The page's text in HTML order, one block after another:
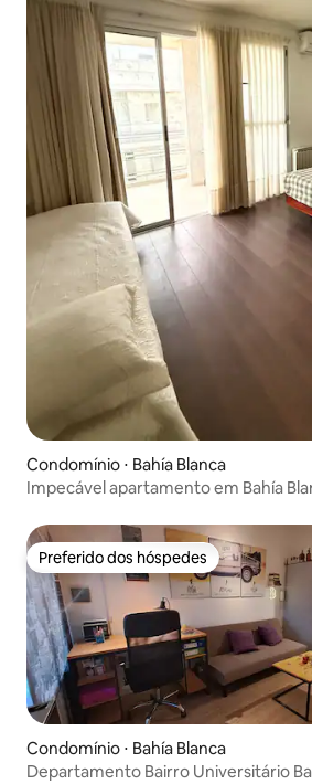
Condomínio ⋅ Bahía Blanca
Impecável apartamento em Bahía
Preferido dos hóspedes
Preferido dos hóspedes
Condomínio ⋅ Bahía Blanca